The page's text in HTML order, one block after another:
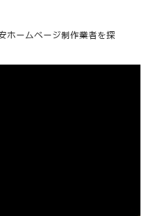
ホームページ制作業者を探